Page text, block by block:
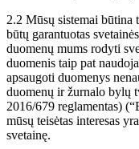
2.2 Mūsų sistemai būtina
būtų garantuotas
duomenų mums rodyti
duomenis taip pat
apsaugoti duomenys
duomenų ir žurnalo bylų
2016/679 reglamentas)
mūsų teisėtas interesas
svetainę.